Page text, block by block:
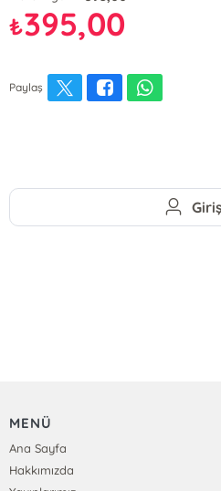
₺395,00
Paylaş
MENÜ
Ana Sayfa
Hakkımızda